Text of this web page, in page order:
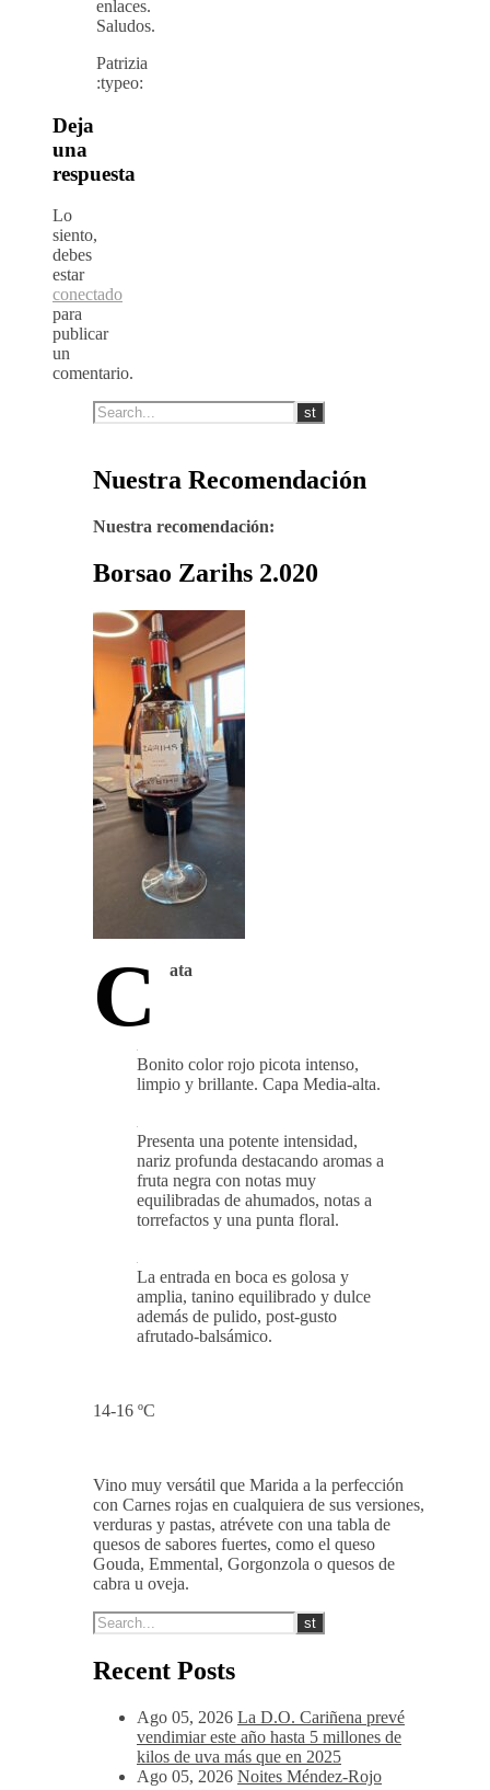
enlaces.
Saludos.
Patrizia
:typeo:
Deja
una
respuesta
Lo
siento,
debes
estar
conectado
para
publicar
un
comentario.
Nuestra Recomendación
Nuestra recomendación:
Borsao Zarihs 2.020
C ata
Bonito color rojo picota intenso,
limpio y brillante. Capa Media-alta.
Presenta una potente intensidad,
nariz profunda destacando aromas a
fruta negra con notas muy
torrefactos y una punta floral.
además de pulido, post-gusto
14-16 ºC
Vino muy versátil que Marida a la perfección
con Carnes rojas en cualquiera de sus versiones,
verduras y pastas, atrévete con una tabla de
quesos de sabores fuertes, como el queso
cabra u oveja.
Recent Posts